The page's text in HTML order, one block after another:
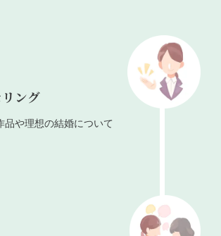
ング
品や理想の結婚について